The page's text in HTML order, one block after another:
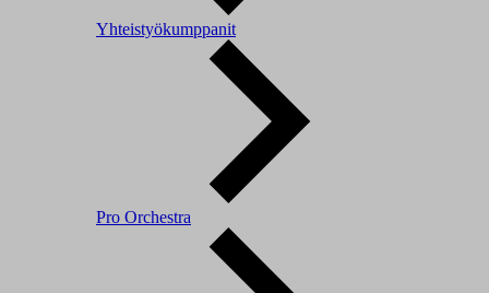
Yhteistyökumppanit
Pro Orchestra